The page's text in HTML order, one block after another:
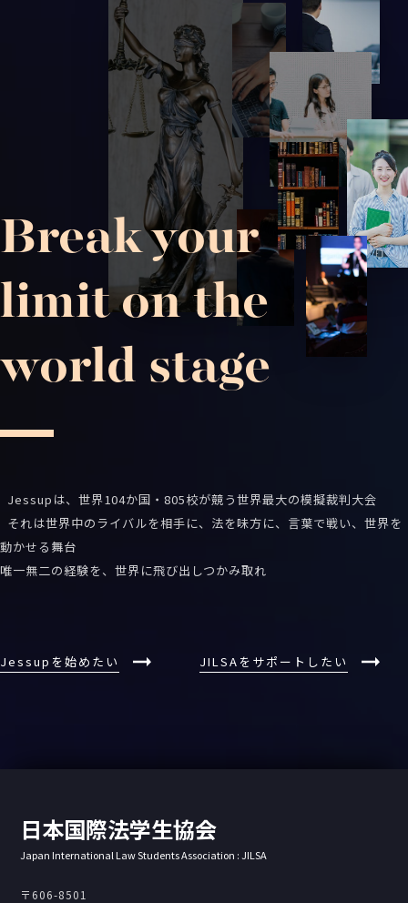
Break your
limit on the
world stage
Jessupは、世界104か国・805校が競う世界最大の模擬裁判大会
それは世界中のライバルを相手に、法を味方に、言葉で戦い、世界を
動かせる舞台
唯一無二の経験を、世界に飛び出しつかみ取れ
Jessupを始めたい JILSAをサポートしたい
日本国際法学生協会
Japan International Law Students Association : JILSA
〒606-8501